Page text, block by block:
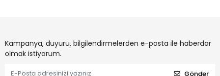
Kampanya, duyuru, bilgilendirmelerden e-posta ile haberdar
olmak istiyorum.
Gönder